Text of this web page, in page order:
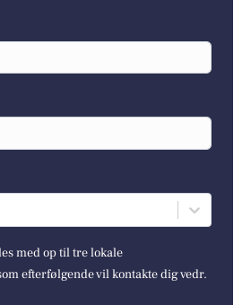
med op til tre lokale
efterfølgende vil kontakte dig vedr.